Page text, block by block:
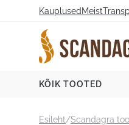
Kauplused Meist
KÕIK TOOTED
Esileht/Scandagra